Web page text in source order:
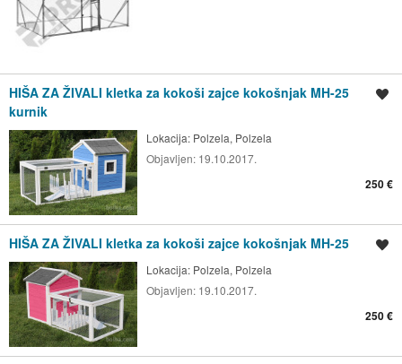
HIŠA ZA ŽIVALI kletka za kokoši zajce kokošnjak MH-25
kurnik
Lokacija: Polzela, Polzela
Objavljen: 19.10.2017.
250 €
HIŠA ZA ŽIVALI kletka za kokoši zajce kokošnjak MH-25
Lokacija: Polzela, Polzela
Objavljen: 19.10.2017.
250 €